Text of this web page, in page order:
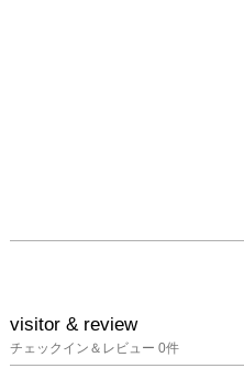
visitor & review
チェックイン＆レビュー 0件